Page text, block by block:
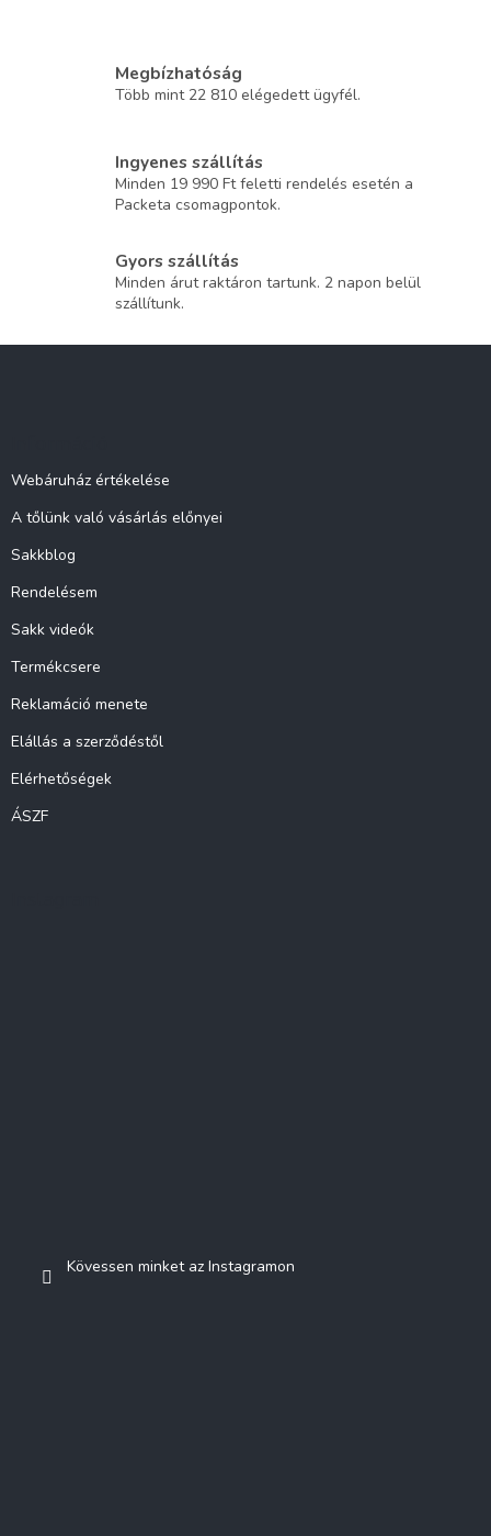
Megbízhatóság
Több mint 22 810 elégedett ügyfél.
Ingyenes szállítás
Minden 19 990 Ft feletti rendelés esetén a
Packeta csomagpontok.
Gyors szállítás
Minden árut raktáron tartunk. 2 napon belül
szállítunk.
Webáruház értékelése
A tőlünk való vásárlás előnyei
Sakkblog
Rendelésem
Sakk videók
Termékcsere
Reklamáció menete
Elállás a szerződéstől
Elérhetőségek
ÁSZF
Kövessen minket az Instagramon